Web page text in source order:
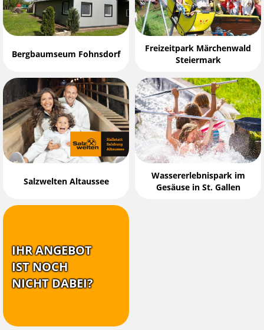
Bergbaumseum Fohnsdorf
Freizeitpark Märchenwald
Steiermark
Salzwelten Altaussee
Wassererlebnispark im
Gesäuse in St. Gallen
IHR ANGEBOT
IST NOCH
NICHT DABEI?